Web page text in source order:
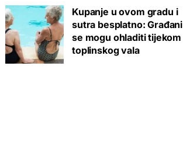
Kupanje u ovom gradu i
sutra besplatno: Građani
se mogu ohladiti tijekom
toplinskog vala